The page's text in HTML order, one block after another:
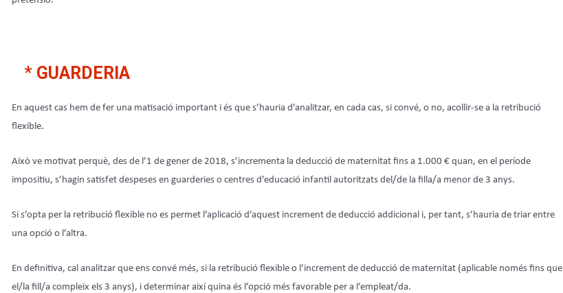
* GUARDERIA
En aquest cas hem de fer una matisació important i és que s’hauria d’analitzar, en cada cas, si convé, o no, acollir-se a la retribució
flexible.
Això ve motivat perquè, des de l’1 de gener de 2018, s’incrementa la deducció de maternitat fins a 1.000 € quan, en el període
impositiu, s’hagin satisfet despeses en guarderies o centres d’educació infantil autoritzats del/de la filla/a menor de 3 anys.
Si s’opta per la retribució flexible no es permet l’aplicació d’aquest increment de deducció addicional i, per tant, s’hauria de triar entre
una opció o l’altra.
En definitiva, cal analitzar que ens convé més, si la retribució flexible o l’increment de deducció de maternitat (aplicable només fins que
el/la fill/a compleix els 3 anys), i determinar així quina és l’opció més favorable per a l’empleat/da.